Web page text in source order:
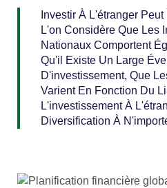
Investir À L'étranger
L'on Considère Que Les
Nationaux Comportent
Qu'il Existe Un Large
D'investissement, Que
Varient En Fonction Du
L'investissement À
Diversification À